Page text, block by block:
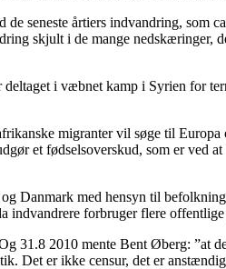
seneste årtiers indvandring,
skjult i de mange nedskæringer,
i væbnet kamp i Syrien for
migranter vil søge til
et fødselsoverskud, som er ved
Danmark med hensyn til
forbruger flere
2010 mente Bent Øberg: ”at
Det er ikke censur, det er